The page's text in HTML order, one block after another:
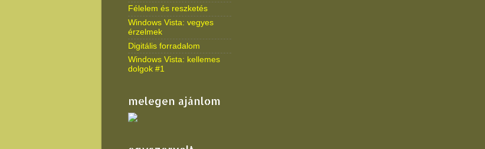
Félelem és reszketés
Windows Vista: vegyes
érzelmek
Digitális forradalom
Windows Vista: kellemes
dolgok #1
melegen ajánlom